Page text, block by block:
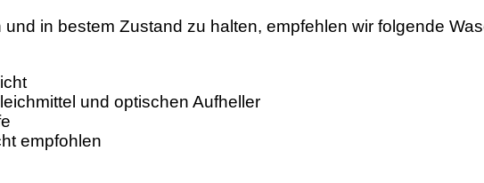
in bestem Zustand zu halten, empfehlen wir folgende
und optischen Aufheller
empfohlen